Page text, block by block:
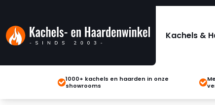
Kachels &
1000+ kachels en haarden in onze
showrooms